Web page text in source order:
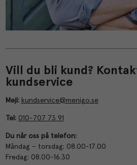
Vill du bli kund?
kundservice
Mejl: kundservice@menigo.se
Tel: 010-707 73 91
Du når oss på telefon:
Måndag – torsdag: 08.00-17.00
Fredag: 08.00-16.30